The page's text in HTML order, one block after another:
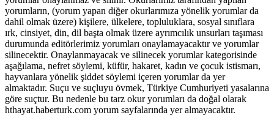
yorumların, (yorum yapan diğer okurlarımıza yönelik yorumlar da
dahil olmak üzere) kişilere, ülkelere, topluluklara, sosyal sınıflara
ırk, cinsiyet, din, dil başta olmak üzere ayrımcılık unsurları taşıması
durumunda editörlerimiz yorumları onaylamayacaktır ve yorumlar
silinecektir. Onaylanmayacak ve silinecek yorumlar kategorisinde
aşağılama, nefret söylemi, küfür, hakaret, kadın ve çocuk istismarı,
hayvanlara yönelik şiddet söylemi içeren yorumlar da yer
almaktadır. Suçu ve suçluyu övmek, Türkiye Cumhuriyeti yasalarına
göre suçtur. Bu nedenle bu tarz okur yorumları da doğal olarak
hthayat.haberturk.com yorum sayfalarında yer almayacaktır.